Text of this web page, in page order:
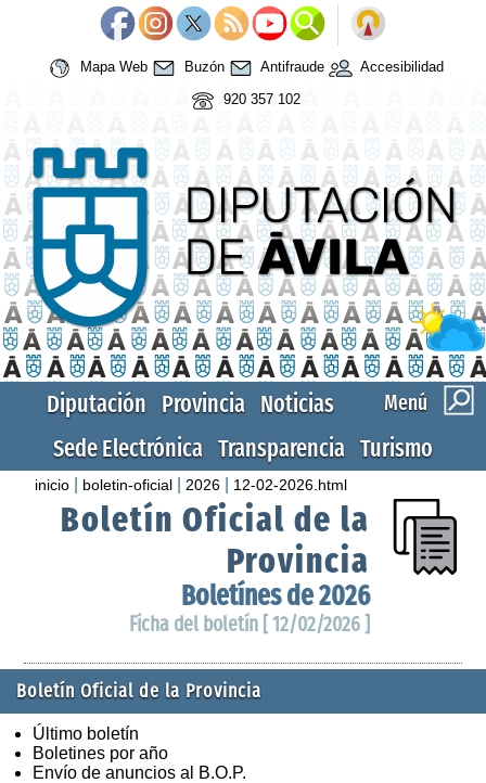
Mapa Web Buzón Antifraude
Accesibilidad
920 357 102
Menú
Diputación Provincia Noticias
Sede Electrónica Transparencia Turismo
inicio boletin-oficial 2026 12-02-2026.html
Boletín Oficial de la
Provincia
Boletínes de 2026
Ficha del boletín [ 12/02/2026 ]
Boletín Oficial de la Provincia
Último boletín
Boletines por año
Envío de anuncios al B.O.P.